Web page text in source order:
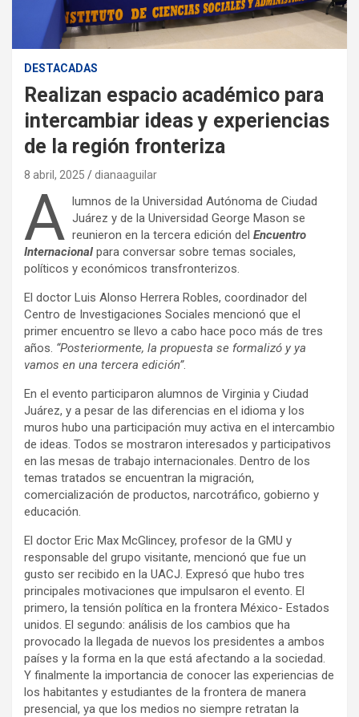
DESTACADAS
Realizan espacio académico para
intercambiar ideas y experiencias
de la región fronteriza
8 abril, 2025 dianaaguilar
A lumnos de la Universidad Autónoma de Ciudad
Juárez y de la Universidad George Mason se
reunieron en la tercera edición del Encuentro
Internacional para conversar sobre temas sociales,
políticos y económicos transfronterizos.
El doctor Luis Alonso Herrera Robles, coordinador del
Centro de Investigaciones Sociales mencionó que el
primer encuentro se llevo a cabo hace poco más de tres
años. “Posteriormente, la propuesta se formalizó y ya
vamos en una tercera edición”.
En el evento participaron alumnos de Virginia y Ciudad
Juárez, y a pesar de las diferencias en el idioma y los
muros hubo una participación muy activa en el intercambio
de ideas. Todos se mostraron interesados y participativos
en las mesas de trabajo internacionales. Dentro de los
temas tratados se encuentran la migración,
comercialización de productos, narcotráfico, gobierno y
educación.
El doctor Eric Max McGlincey, profesor de la GMU y
responsable del grupo visitante, mencionó que fue un
gusto ser recibido en la UACJ. Expresó que hubo tres
principales motivaciones que impulsaron el evento. El
primero, la tensión política en la frontera México- Estados
unidos. El segundo: análisis de los cambios que ha
provocado la llegada de nuevos los presidentes a ambos
países y la forma en la que está afectando a la sociedad.
Y finalmente la importancia de conocer las experiencias de
los habitantes y estudiantes de la frontera de manera
presencial, ya que los medios no siempre retratan la